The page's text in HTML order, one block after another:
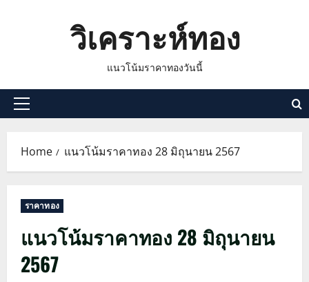
วิเคราะห์ทอง
แนวโน้มราคาทองวันนี้
Primary
Home แนวโน้มราคาทอง 28 มิถุนายน 2567
ราคาทอง
แนวโน้มราคาทอง 28 มิถุนายน
2567